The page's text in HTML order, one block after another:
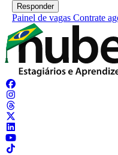
Painel de vagas Contrate